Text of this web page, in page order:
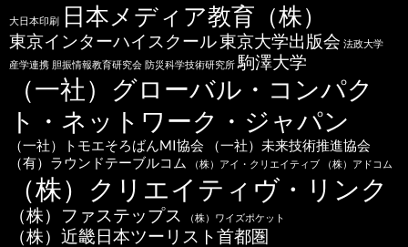
大日本印刷 日本メディア教育（株）
東京インターハイスクール東京大学出版会 法政大学
産学連携 胆振情報教育研究会 防災科学技術研究所 駒澤大学
（一社）グローバル・コンパク
ト・ネットワーク・ジャパン
（一社）トモエそろばんMI協会
（一社）未来技術推進協会
（有）ラウンドテーブルコム
（株）アイ・クリエイティブ （株）アドコム
（株）クリエイティヴ・リンク
（株）ファステップス （株）ワイズポケット
（株）近畿日本ツーリスト首都圏